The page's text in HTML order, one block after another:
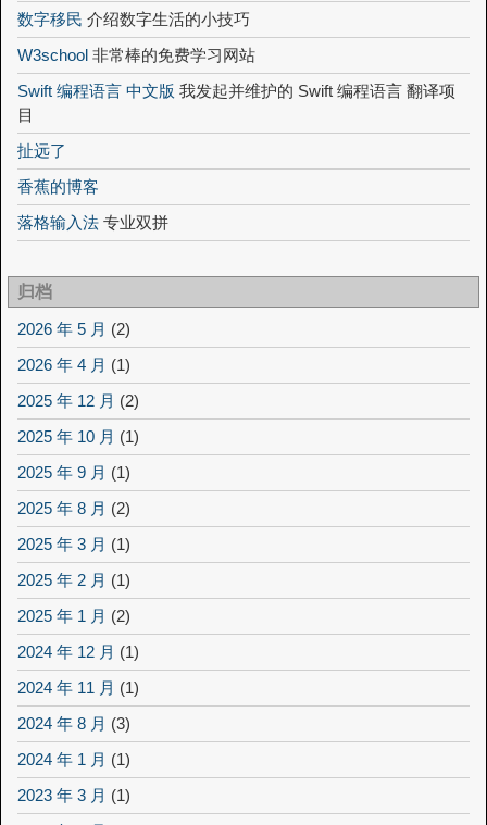
数字移民 介绍数字生活的小技巧
W3school 非常棒的免费学习网站
Swift 编程语言 中文版 我发起并维护的 Swift 编程语言 翻译项
目
扯远了
香蕉的博客
落格输入法 专业双拼
归档
2026 年 5 月 (2)
2026 年 4 月 (1)
2025 年 12 月 (2)
2025 年 10 月 (1)
2025 年 9 月 (1)
2025 年 8 月 (2)
2025 年 3 月 (1)
2025 年 2 月 (1)
2025 年 1 月 (2)
2024 年 12 月 (1)
2024 年 11 月 (1)
2024 年 8 月 (3)
2024 年 1 月 (1)
2023 年 3 月 (1)